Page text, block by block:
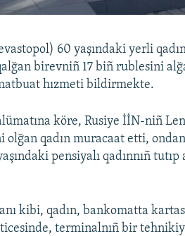
60 yaşındaki yerli
birevniñ 17 biñ rublesini
hızmeti bildirmekte.
köre, Rusiye İİN-niñ
olğan qadın muracaat etti, ondan
pensiyalı qadınnıñ
kibi, qadın, bankomatta
terminalnıñ bir tehnikiy